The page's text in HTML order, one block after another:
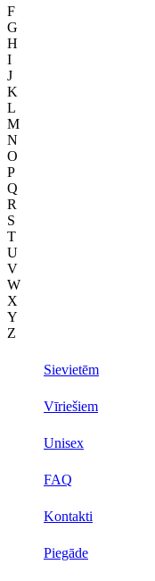
F
G
H
I
J
K
L
M
N
O
P
Q
R
S
T
U
V
W
X
Y
Z
Sievietēm
Vīriešiem
Unisex
FAQ
Kontakti
Piegāde